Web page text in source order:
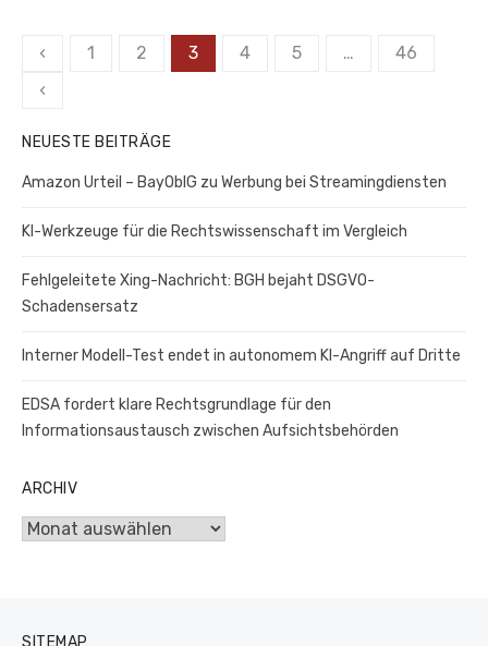
Seitennummerierung
der
‹ 1 2 3 4 5 …
46
‹
NEUESTE BEITRÄGE
Amazon Urteil – BayOblG zu Werbung bei Streamingdiensten
KI-Werkzeuge für die Rechtswissenschaft im Vergleich
Fehlgeleitete Xing-Nachricht: BGH bejaht DSGVO-
Schadensersatz
Interner Modell-Test endet in autonomem KI-Angriff auf Dritte
EDSA fordert klare Rechtsgrundlage für den
Informationsaustausch zwischen Aufsichtsbehörden
ARCHIV
Archiv
SITEMAP